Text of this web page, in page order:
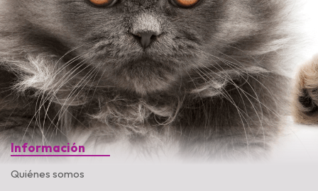
Información
Quiénes somos